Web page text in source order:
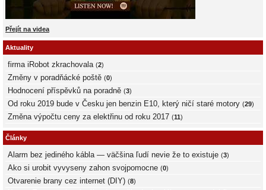
Přejít na videa
Aktuality
firma iRobot zkrachovala (2)
Změny v poradňácké poště (0)
Hodnocení příspěvků na poradně (3)
Od roku 2019 bude v Česku jen benzin E10, který ničí staré motory (29)
Změna výpočtu ceny za elektřinu od roku 2017 (11)
Články
Alarm bez jediného kábla — väčšina ľudí nevie že to existuje (3)
Ako si urobit vyvyseny zahon svojpomocne (0)
Otvarenie brany cez internet (DIY) (8)